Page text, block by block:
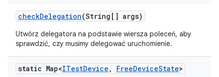
checkDelegation(String[] args)
Utwórz delegatora na podstawie wiersza poleceń, aby
sprawdzić, czy musimy delegować uruchomienie.
static Map<ITestDevice , FreeDeviceState>